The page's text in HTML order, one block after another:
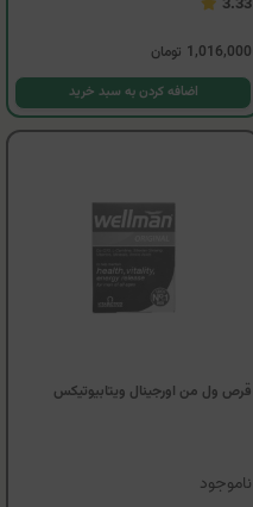
3.33
1,016,000 تومان
اضافه کردن به سبد خرید
قرص ول من اورجینال ویتابیوتیکس
ناموجود